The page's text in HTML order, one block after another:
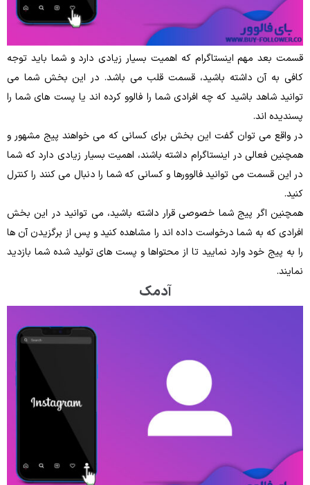
قسمت بعد مهم اینستاگرام که اهمیت بسیار زیادی دارد و شما باید توجه
کافی به آن داشته باشید، قسمت قلب می‌ باشد. در این بخش شما می‌
توانید شاهد باشید که چه افرادی شما را فالوو کرده‌ اند یا پست‌ های شما را
پسندیده ‌اند.
در واقع می‌ توان گفت این بخش برای کسانی که می‌ خواهند پیج مشهور و
همچنین فعالی در اینستاگرام داشته باشند، اهمیت بسیار زیادی دارد که شما
در این قسمت می ‌توانید فالوورها و کسانی که شما را دنبال می‌ کنند را کنترل
کنید.
همچنین اگر پیج شما خصوصی قرار داشته باشید، می ‌توانید در این بخش
افرادی که به شما درخواست داده ‌اند را مشاهده کنید و پس ‌از برگزیدن آن‌ ها
را به پیج خود وارد نمایید تا از محتواها و پست ‌های تولید شده شما بازدید
نمایند.
آدمک